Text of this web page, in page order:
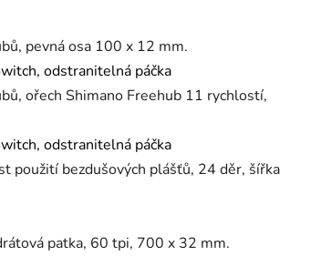
pevná osa 100 x 12 mm.
odstranitelná páčka
ořech Shimano Freehub 11 rychlostí,
odstranitelná páčka
použití bezdušových plášťů, 24 děr, šířka
patka, 60 tpi, 700 x 32 mm.